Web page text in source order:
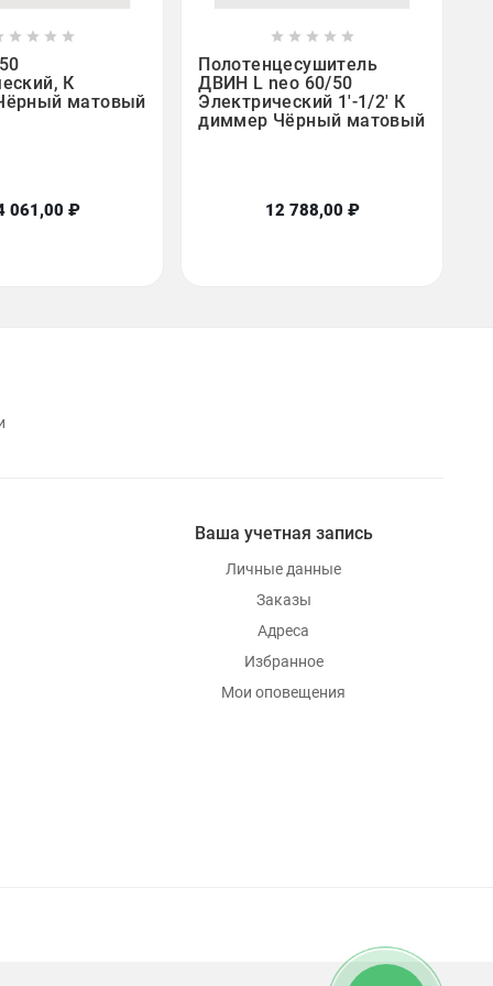
   
К
матовый
061,00 ₽
    
Полотенцесушитель
ДВИН L neo 60/50
Электрический 1'-1/2' К
диммер Чёрный матовый
12 788,00 ₽
Ваша учетная запись
Личные данные
Заказы
Адреса
Избранное
Мои оповещения